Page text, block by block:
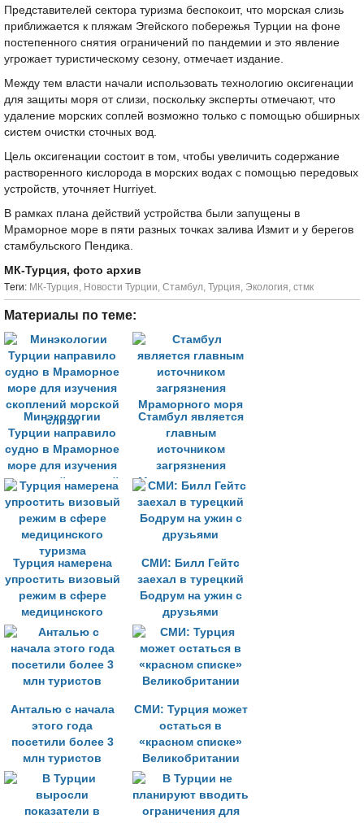
Представителей сектора туризма беспокоит, что морская слизь
приближается к пляжам Эгейского побережья Турции на фоне
постепенного снятия ограничений по пандемии и это явление
угрожает туристическому сезону, отмечает издание.
Между тем власти начали использовать технологию оксигенации
для защиты моря от слизи, поскольку эксперты отмечают, что
удаление морских соплей возможно только с помощью обширных
систем очистки сточных вод.
Цель оксигенации состоит в том, чтобы увеличить содержание
растворенного кислорода в морских водах с помощью передовых
устройств, уточняет Hurriyet.
В рамках плана действий устройства были запущены в
Мраморное море в пяти разных точках залива Измит и у берегов
стамбульского Пендика.
МК-Турция, фото архив
Tеги: МК-Турция, Новости Турции, Стамбул, Турция, Экология, стмк
Материалы по теме:
Минэкологии
Турции направило
судно в Мраморное
море для изучения
скоплений морской
слизи
Стамбул является
главным
источником
загрязнения
Мраморного моря
Турция намерена
упростить визовый
режим в сфере
медицинского
туризма
СМИ: Билл Гейтс
заехал в турецкий
Бодрум на ужин с
друзьями
Анталью с начала
этого года
посетили более 3
млн туристов
СМИ: Турция может
остаться в
«красном списке»
Великобритании